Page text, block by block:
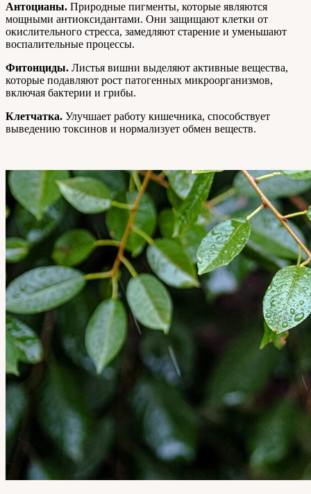
Антоцианы. Природные пигменты, которые являются
мощными антиоксидантами. Они защищают клетки от
окислительного стресса, замедляют старение и уменьшают
воспалительные процессы.
Фитонциды. Листья вишни выделяют активные вещества,
которые подавляют рост патогенных микроорганизмов,
включая бактерии и грибы.
Клетчатка. Улучшает работу кишечника, способствует
выведению токсинов и нормализует обмен веществ.